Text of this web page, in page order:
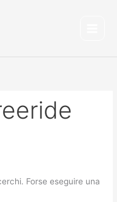
Forse eseguire una